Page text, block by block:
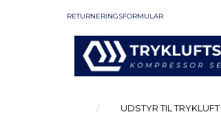
RETURNERINGSFORMULAR
UDSTYR TIL TRYKLUFT